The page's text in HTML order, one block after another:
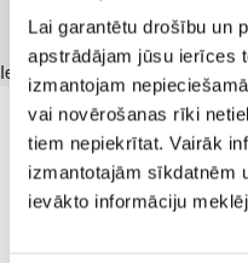
Lai garantētu drošību un
apstrādājam jūsu ierīces
izmantojam
vai novērošanas rīki
tiem nepiekrītat. Vairāk
izmantotajām sīkdatnēm
ievākto informāciju
Iesakām ar